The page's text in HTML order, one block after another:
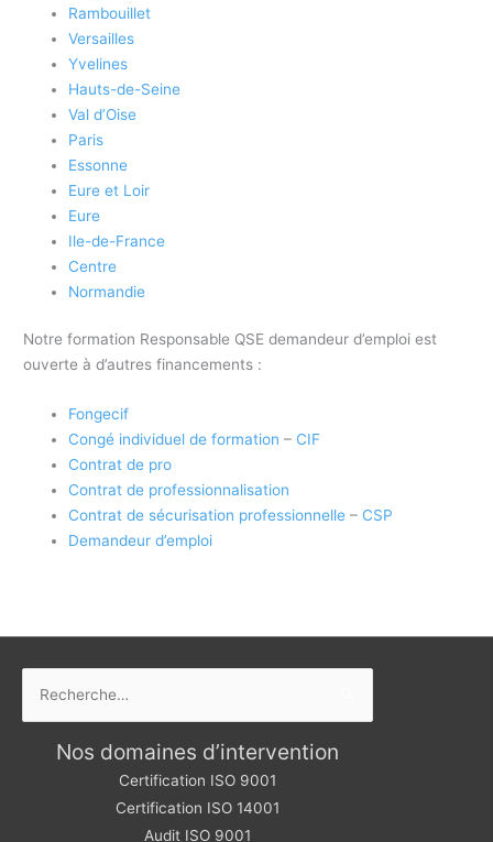
Rambouillet
Versailles
Yvelines
Hauts-de-Seine
Val d’Oise
Paris
Essonne
Eure et Loir
Eure
Ile-de-France
Centre
Normandie
Notre formation Responsable QSE demandeur d’emploi est
ouverte à d’autres financements :
Fongecif
Congé individuel de formation – CIF
Contrat de pro
Contrat de professionnalisation
Contrat de sécurisation professionnelle – CSP
Demandeur d’emploi
Nos domaines d’intervention
Certification ISO 9001
Certification ISO 14001
Audit ISO 9001